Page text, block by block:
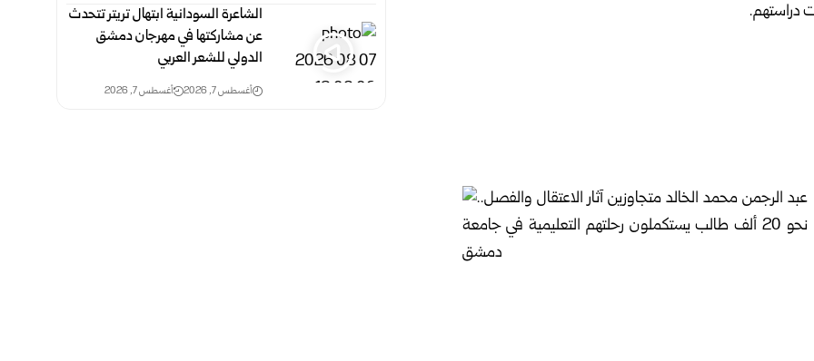
دراستهم.
الشاعرة السودانية ابتهال تريتر تتحدث
عن مشاركتها في مهرجان دمشق
الدولي للشعر العربي
أغسطس 7, 2026 أغسطس 7, 2026